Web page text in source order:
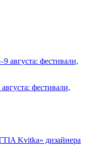
фестивали,